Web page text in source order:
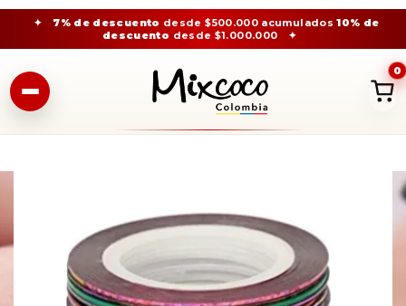
✦ 7% de descuento desde $500.000 acumulados10% de
descuento desde $1.000.000 ✦
0